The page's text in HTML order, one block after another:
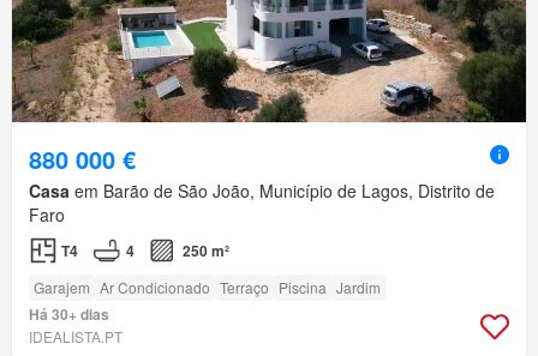
880 000 €
Casa em Barão de São João, Município de Lagos, Distrito de
Faro
T4 4 250 m²
Garajem Ar Condicionado Terraço Piscina Jardim
Há 30+ dias
IDEALISTA.PT